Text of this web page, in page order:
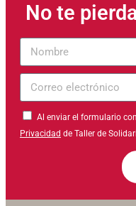
No te
Nombre
Correo
Al enviar el formulario
Privacidad de Taller de